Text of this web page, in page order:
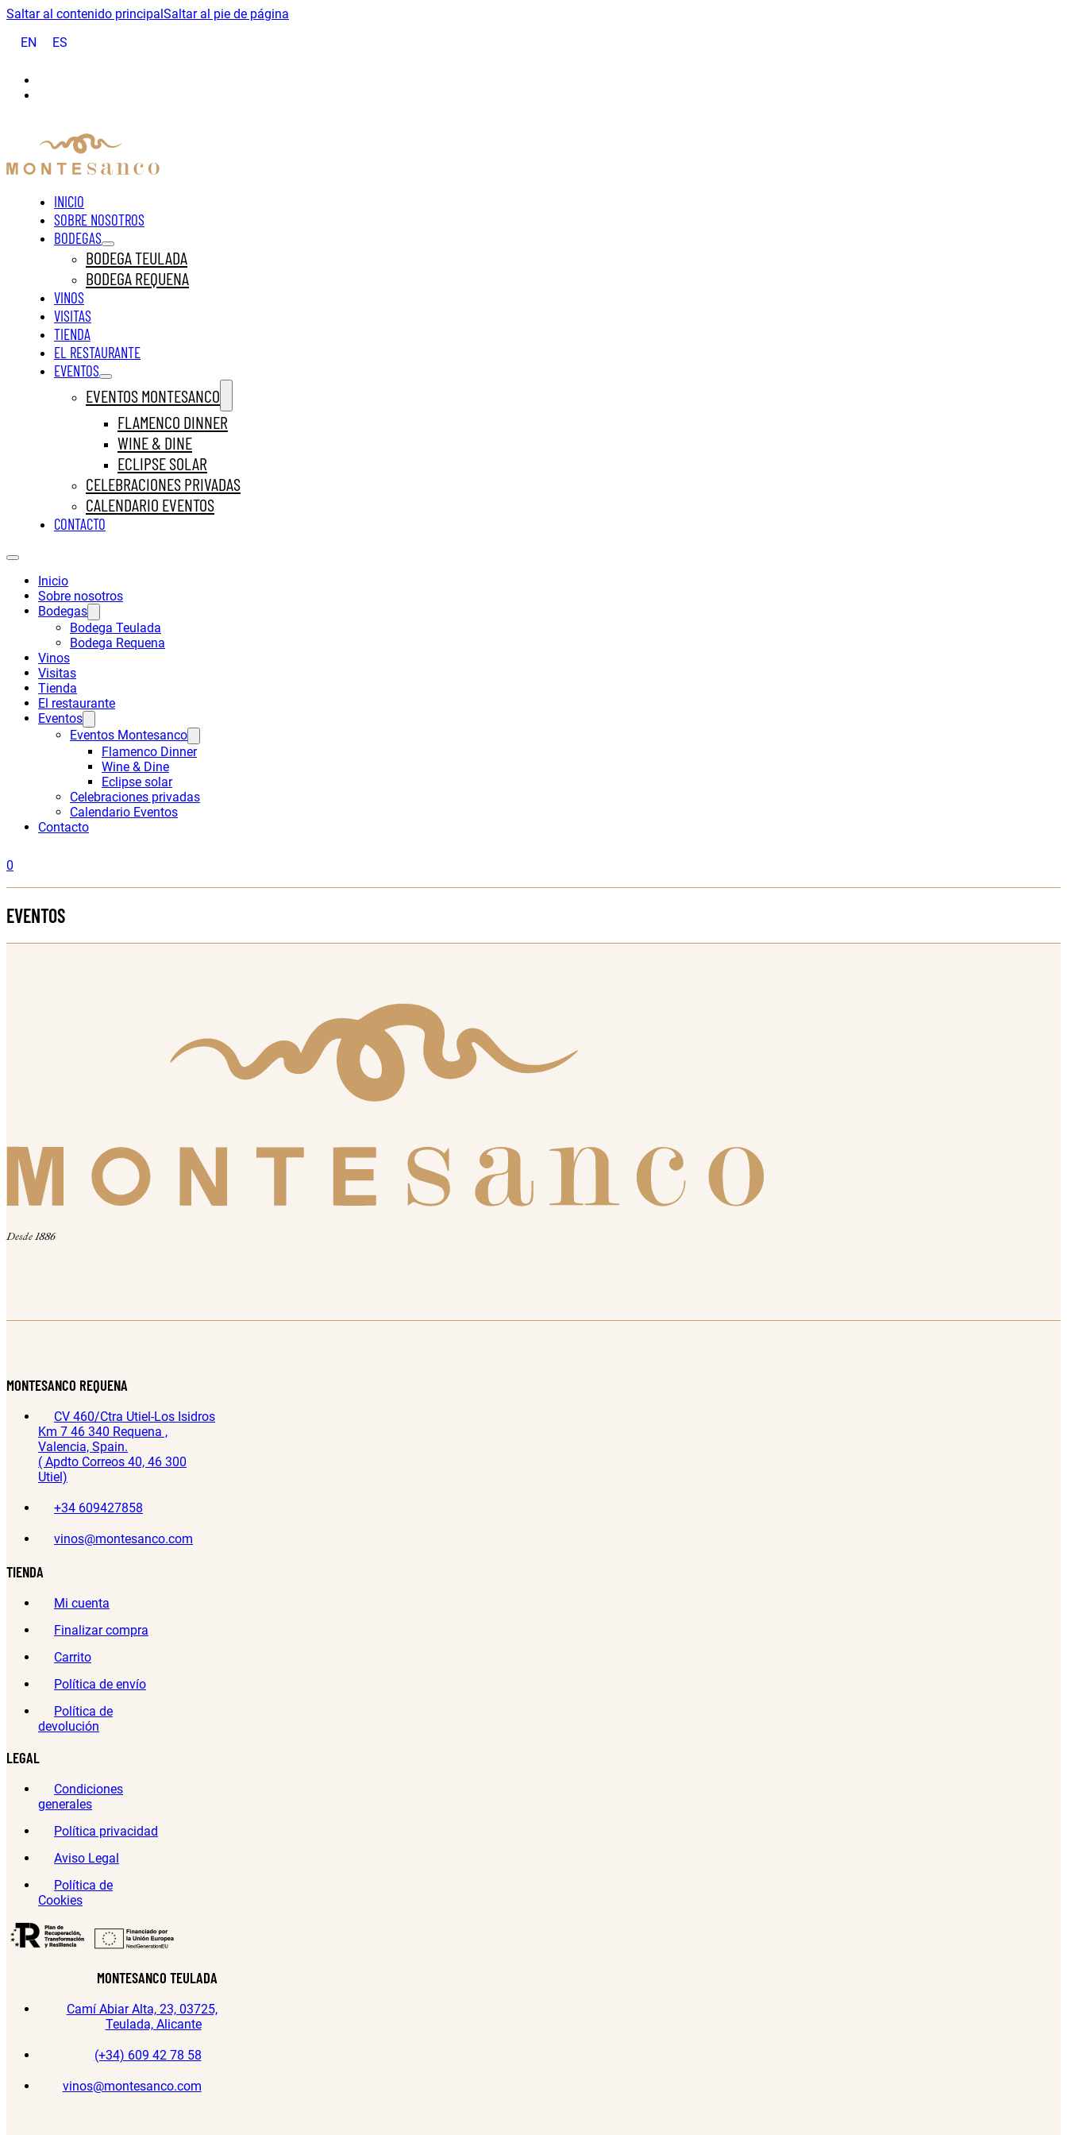
Saltar al contenido principalSaltar al pie de página
EN
ES
INICIO
SOBRE NOSOTROS
BODEGAS
BODEGA TEULADA
BODEGA REQUENA
VINOS
VISITAS
TIENDA
EL RESTAURANTE
EVENTOS
EVENTOS MONTESANCO
FLAMENCO DINNER
WINE & DINE
ECLIPSE SOLAR
CELEBRACIONES PRIVADAS
CALENDARIO EVENTOS
CONTACTO
Inicio
Sobre nosotros
Bodegas
Bodega Teulada
Bodega Requena
Vinos
Visitas
Tienda
El restaurante
Eventos
Eventos Montesanco
Flamenco Dinner
Wine & Dine
Eclipse solar
Celebraciones privadas
Calendario Eventos
Contacto
0
EVENTOS
Desde 1886
MONTESANCO REQUENA
CV 460/Ctra Utiel-Los Isidros
Km 7 46 340 Requena ,
Valencia, Spain.
( Apdto Correos 40, 46 300
Utiel)
+34 609427858
vinos@montesanco.com
TIENDA
Mi cuenta
Finalizar compra
Carrito
Política de envío
Política de
devolución
LEGAL
Condiciones
generales
Política privacidad
Aviso Legal
Política de
Cookies
MONTESANCO TEULADA
Camí Abiar Alta, 23, 03725,
Teulada, Alicante
(+34) 609 42 78 58
vinos@montesanco.com